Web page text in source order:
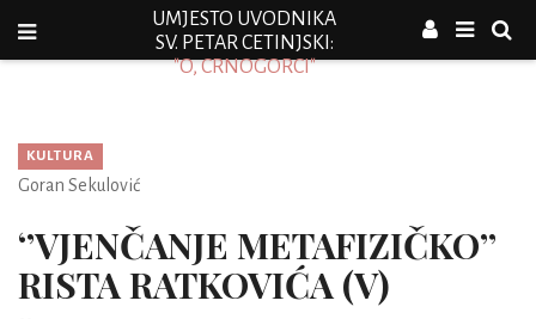
UMJESTO UVODNIKA
SV. PETAR CETINJSKI:
"O, CRNOGORCI"
KULTURA
Goran Sekulović
‘’VJENČANJE METAFIZIČKO’’
RISTA RATKOVIĆA (V)